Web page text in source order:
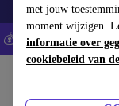
met jouw
moment wijzigen.
informatie over
cookiebeleid van
Smartphones Laptops
💰Bespaar 5%